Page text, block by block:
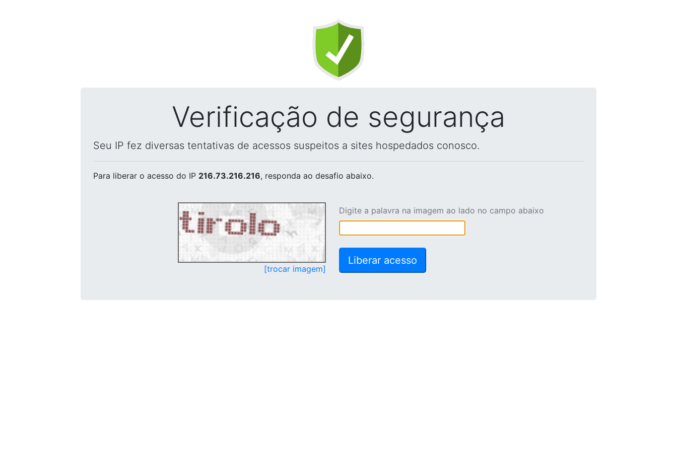
Verificação de segurança
Seu IP fez diversas tentativas de acessos suspeitos a sites hospedados conosco.
Para liberar o acesso do IP 216.73.216.216, responda ao desafio abaixo.
[trocar imagem]
Digite a palavra na imagem ao lado no campo abaixo